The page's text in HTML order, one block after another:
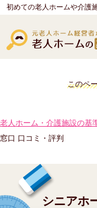
初めての老人ホームや介護
このペ
老人ホーム・介護施設の基
窓口 口コミ・評判
シニアホ